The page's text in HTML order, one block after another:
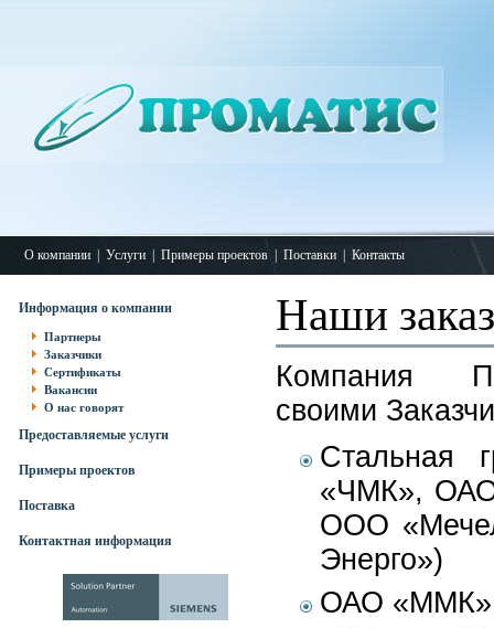
О компании Услуги Примеры проектов Поставки Контакты
Информация о компании
Партнеры
Заказчики
Сертификаты
Вакансии
О нас говорят
Предоставляемые услуги
Примеры проектов
Поставка
Контактная информация
Наши
Компания
своими
Стальная
«ЧМК», ОАО
ООО
Энерго»)
ОАО «ММК»,